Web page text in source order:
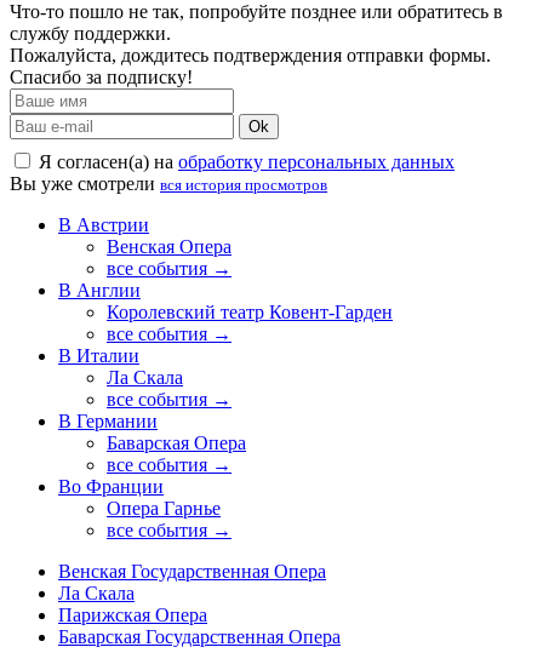
Что-то пошло не так, попробуйте позднее или обратитесь в
службу поддержки.
Пожалуйста, дождитесь подтверждения отправки формы.
Спасибо за подписку!
Ok
Я согласен(а) на обработку персональных данных
Вы уже смотрели вся история просмотров
В Австрии
Венская Опера
все события →
В Англии
Королевский театр Ковент-Гарден
все события →
В Италии
Ла Скала
все события →
В Германии
Баварская Опера
все события →
Во Франции
Опера Гарнье
все события →
Венская Государственная Опера
Ла Скала
Парижская Опера
Баварская Государственная Опера